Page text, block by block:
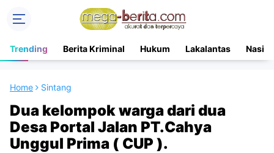
Trending Berita Kriminal Hukum Lakalantas
Home Sintang
Dua kelompok warga dari dua
Desa Portal Jalan PT.Cahya
Unggul Prima ( CUP ).